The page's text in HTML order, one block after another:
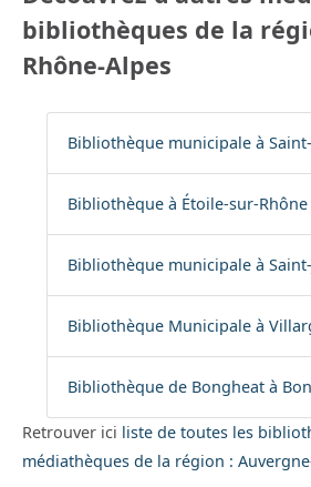
bibliothèques de la
Rhône-Alpes
Bibliothèque municipale à
Bibliothèque à Étoile-sur-Rhône
Bibliothèque municipale à Saint-
Bibliothèque Municipale à
Bibliothèque de Bongheat à
Retrouver ici liste de toutes les
médiathèques de la région :